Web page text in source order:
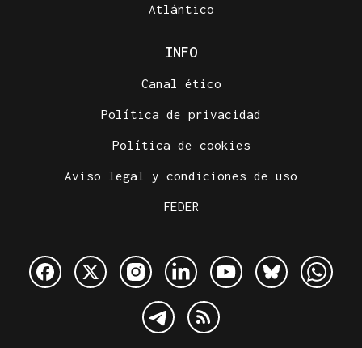
Atlántico
INFO
Canal ético
Política de privacidad
Política de cookies
Aviso legal y condiciones de uso
FEDER